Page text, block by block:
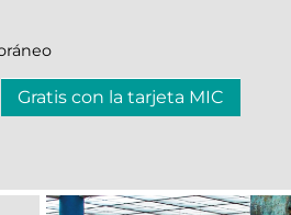
Gratis con la tarjeta MIC